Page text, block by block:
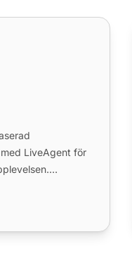
LiveAgent för